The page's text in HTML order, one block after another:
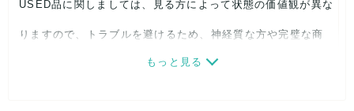
USED品に関しましては、見る方によって状態の価値観が異な
りますので、トラブルを避けるため、神経質な方や完璧な商
品を求められる方は御購入をお控えください。
もっと見る